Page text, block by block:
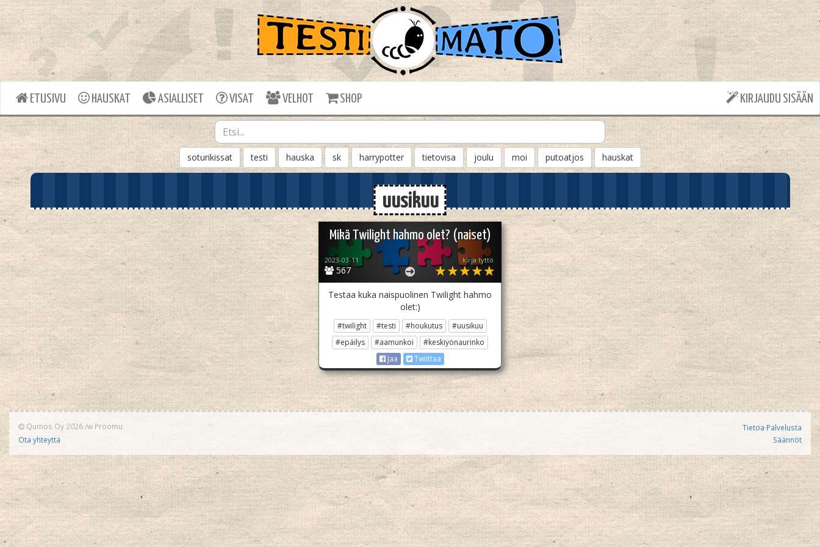
ETUSIVU HAUSKAT ASIALLISET VISAT VELHOT SHOP KIRJAUDU SISÄÄN
soturikissat testi hauska sk harrypotter tietovisa joulu moi putoatjos hauskat
uusikuu
Mikä Twilight hahmo olet? (naiset)
567
2023-03-11 kirja tyttö
Testaa kuka naispuolinen Twilight hahmo
olet:)
#twilight #testi #houkutus
#uusikuu
#epäilys
#aamunkoi
#keskiyönaurinko
Jaa
Twiittaa
Qumos Oy 2026/w Proomu
Ota yhteyttä
Tietoa Palvelusta
Säännöt